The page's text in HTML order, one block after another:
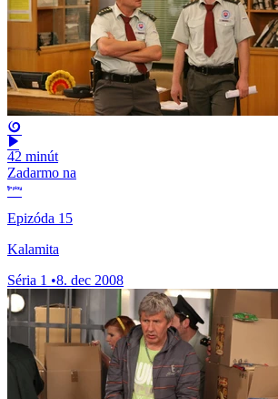
42 minút
Zadarmo na
Epizóda 15
Kalamita
Séria 1 •8. dec 2008